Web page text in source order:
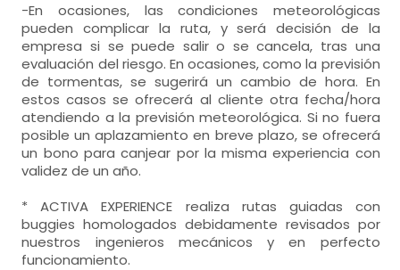
-En ocasiones, las condiciones meteorológicas
pueden complicar la ruta, y será decisión de la
empresa si se puede salir o se cancela, tras una
evaluación del riesgo. En ocasiones, como la previsión
de tormentas, se sugerirá un cambio de hora. En
estos casos se ofrecerá al cliente otra fecha/hora
atendiendo a la previsión meteorológica. Si no fuera
posible un aplazamiento en breve plazo, se ofrecerá
un bono para canjear por la misma experiencia con
validez de un año.
* ACTIVA EXPERIENCE realiza rutas guiadas con
buggies homologados debidamente revisados por
nuestros ingenieros mecánicos y en perfecto
funcionamiento.